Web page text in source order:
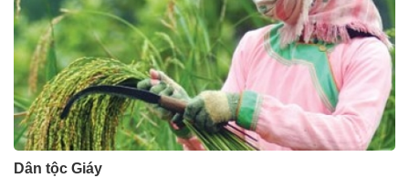
Dân tộc Giáy